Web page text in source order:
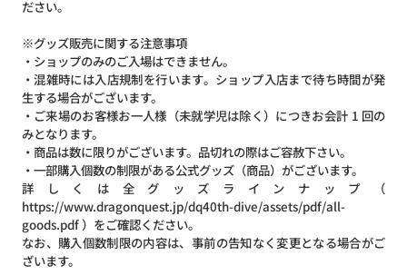
ださい。
※グッズ販売に関する注意事項
・ショップのみのご入場はできません。
・混雑時には入店規制を行います。ショップ入店まで待ち時間が発
生する場合がございます。
・ご来場のお客様お⼀人様（未就学児は除く）につきお会計 1 回の
みとなります。
・商品は数に限りがございます。品切れの際はご容赦下さい。
・⼀部購入個数の制限がある公式グッズ（商品）がございます。
詳しくは全グッズラインナップ（
https://www.dragonquest.jp/dq40th-dive/assets/pdf/all-
goods.pdf）をご確認ください。
なお、購入個数制限の内容は、事前の告知なく変更となる場合がご
ざいます。